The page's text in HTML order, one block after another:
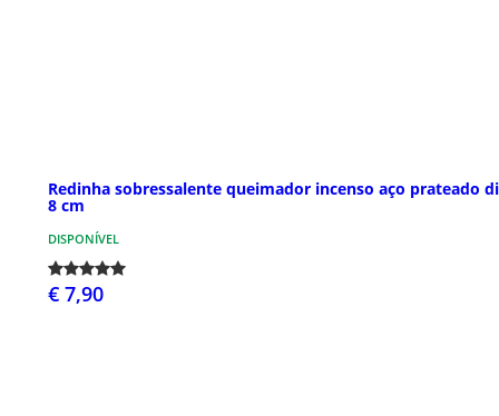
Redinha sobressalente queimador incenso aço prateado
8 cm
DISPONÍVEL
€ 7,90